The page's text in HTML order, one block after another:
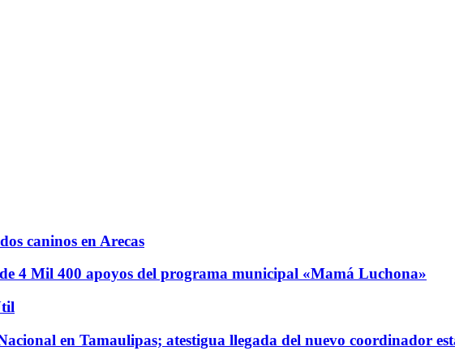
caninos en Arecas
4 Mil 400 apoyos del programa municipal «Mamá Luchona»
en Tamaulipas; atestigua llegada del nuevo coordinador